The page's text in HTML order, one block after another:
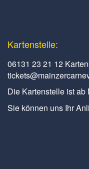
Kartenstelle:
06131 23 21 12
Die Kartenstelle ist ab
Sie können uns Ihr